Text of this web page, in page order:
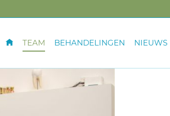
TEAM BEHANDELINGEN NIEUWS